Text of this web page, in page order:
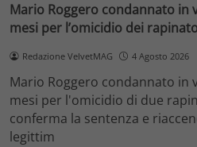
Mario Roggero condannato in
mesi per l’omicidio dei
Redazione VelvetMAG 4 Agosto 2026
Mario Roggero condannato in
mesi per l'omicidio di due
conferma la sentenza e
legittim